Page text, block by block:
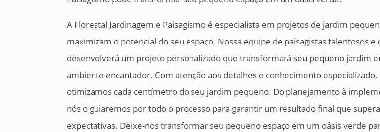
A Florestal Jardinagem e Paisagismo é especialista em projetos de jardim
maximizam o potencial do seu espaço. Nossa equipe de paisagistas talentosos e
desenvolverá um projeto personalizado que transformará seu pequeno jardim
ambiente encantador. Com atenção aos detalhes e conhecimento especializado,
otimizamos cada centímetro do seu jardim pequeno. Do planejamento à
nós o guiaremos por todo o processo para garantir um resultado final que
expectativas. Deixe-nos transformar seu pequeno espaço em um oásis verde